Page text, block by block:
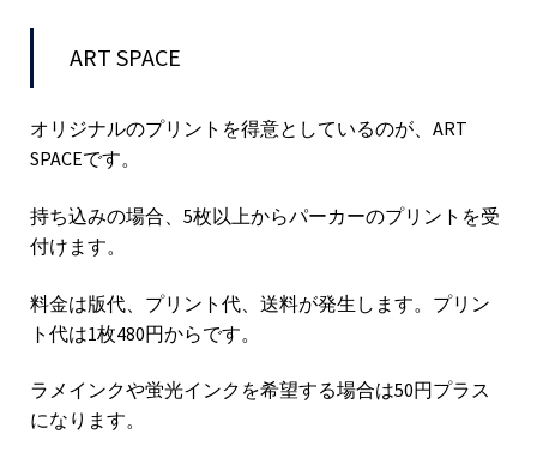
ART SPACE
オリジナルのプリントを得意としているのが、ART
SPACEです。
持ち込みの場合、5枚以上からパーカーのプリントを受
付けます。
料金は版代、プリント代、送料が発生します。プリン
ト代は1枚480円からです。
ラメインクや蛍光インクを希望する場合は50円プラス
になります。